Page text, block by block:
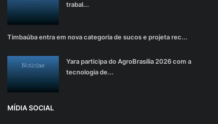
trabal...
Timbaúba entra em nova categoria de sucos e projeta rec...
Yara participa do AgroBrasília 2026 com a
tecnologia de...
MÍDIA SOCIAL